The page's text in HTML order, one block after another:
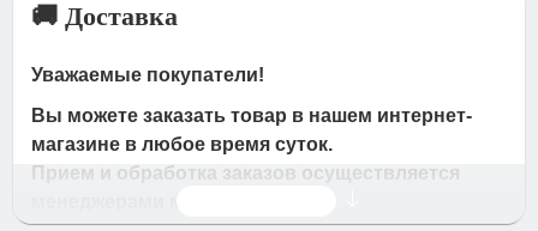
🚚 Доставка
Уважаемые покупатели!
Вы можете заказать товар в нашем интернет-
магазине в любое время суток.
Прием и обработка заказов осуществляется